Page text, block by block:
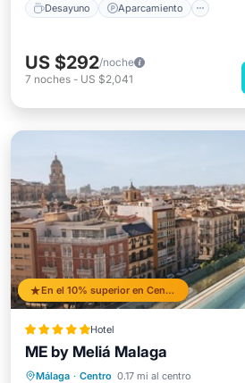
Desayuno Aparcamiento
US $292/noche
7 noches - US $2,041
En el 10% superior en Centro
Hotel
ME by Meliá Malaga
Málaga · Centro 0.17 mi al centro
Frente al mar Aparcamiento